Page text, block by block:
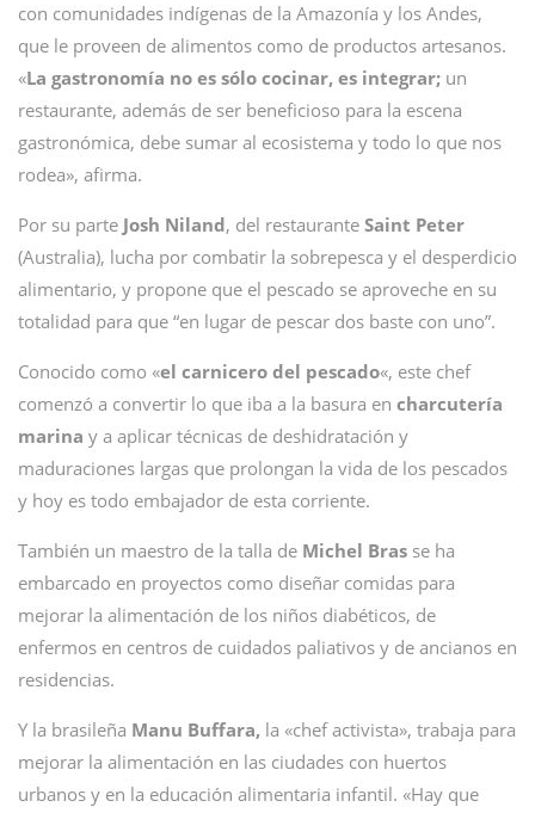
con comunidades indígenas de la Amazonía y los Andes,
que le proveen de alimentos como de productos artesanos.
«La gastronomía no es sólo cocinar, es integrar; un
restaurante, además de ser beneficioso para la escena
gastronómica, debe sumar al ecosistema y todo lo que nos
rodea», afirma.
Por su parte Josh Niland, del restaurante Saint Peter
(Australia), lucha por combatir la sobrepesca y el desperdicio
alimentario, y propone que el pescado se aproveche en su
totalidad para que “en lugar de pescar dos baste con uno”.
Conocido como «el carnicero del pescado«, este chef
comenzó a convertir lo que iba a la basura en charcutería
marina y a aplicar técnicas de deshidratación y
maduraciones largas que prolongan la vida de los pescados
y hoy es todo embajador de esta corriente.
También un maestro de la talla de Michel Bras se ha
embarcado en proyectos como diseñar comidas para
mejorar la alimentación de los niños diabéticos, de
enfermos en centros de cuidados paliativos y de ancianos en
residencias.
Y la brasileña Manu Buffara, la «chef activista», trabaja para
mejorar la alimentación en las ciudades con huertos
urbanos y en la educación alimentaria infantil. «Hay que